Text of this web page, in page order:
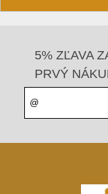
5% ZĽAVA
PRVÝ